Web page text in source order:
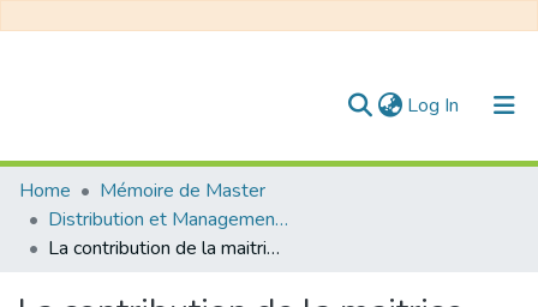
Log In (current)
Communities & Collections
All of DSpace
Home
Mémoire de Master
Distribution et Management de la Chaîne Logistique
La contribution de la maitrise des approvisionnements à la performance logistique: étude de cas: Promasidor Djazair